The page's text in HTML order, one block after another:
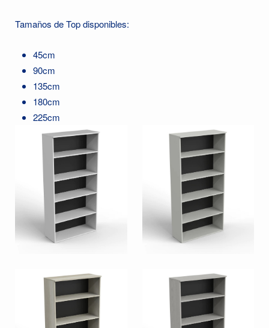
Tamaños de Top disponibles:
45cm
90cm
135cm
180cm
225cm